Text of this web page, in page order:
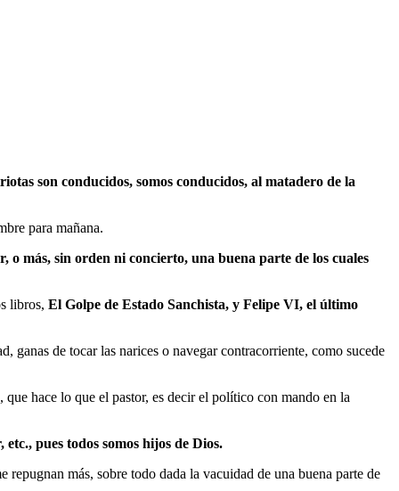
son conducidos, somos conducidos, al matadero de la
para mañana.
o más, sin orden ni concierto, una buena parte de los cuales
libros, El Golpe de Estado Sanchista, y Felipe VI, el último
ganas de tocar las narices o navegar contracorriente, como sucede
hace lo que el pastor, es decir el político con mando en la
pues todos somos hijos de Dios.
más, sobre todo dada la vacuidad de una buena parte de